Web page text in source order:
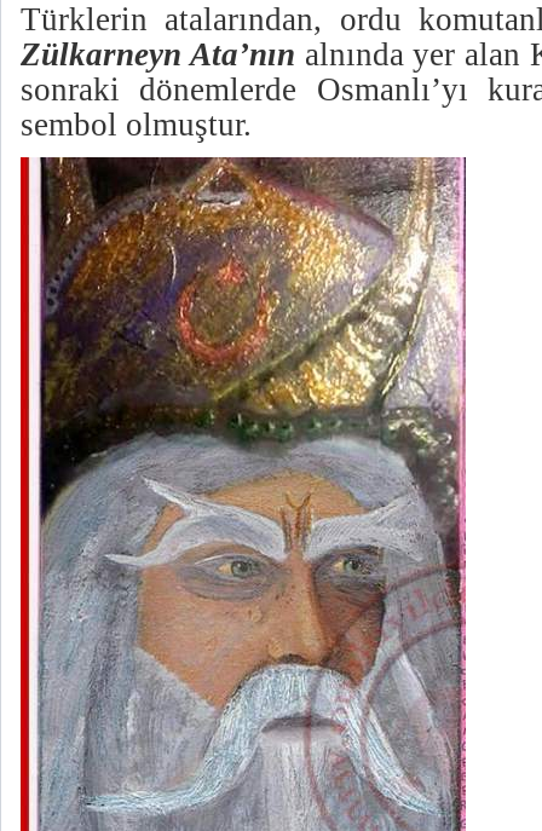
Türklerin atalarından, ordu
Zülkarneyn Ata’nın alnında yer alan
sonraki dönemlerde Osmanlı’yı
sembol olmuştur.